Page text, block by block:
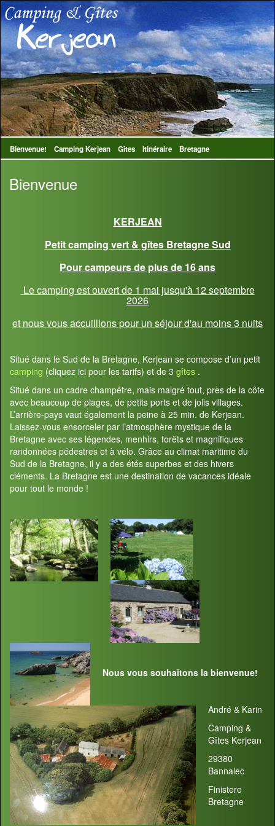
Bienvenue! Camping Kerjean Gîtes Itinéraire Bretagne
Bienvenue
KERJEAN
Petit camping vert & gîtes Bretagne Sud
Pour campeurs de plus de 16 ans
Le camping est ouvert de 1 mai jusqu'à 12 septembre
2026
et nous vous accuilllons pour un séjour d'au moins 3 nuits
Situé dans le Sud de la Bretagne, Kerjean se compose d’un petit
camping (cliquez ici pour les tarifs) et de 3 gîtes .
Situé dans un cadre champêtre, mais malgré tout, près de la côte
avec beaucoup de plages, de petits ports et de jolis villages.
L’arrière-pays vaut également la peine à 25 min. de Kerjean.
Laissez-vous ensorceler par l’atmosphère mystique de la
Bretagne avec ses légendes, menhirs, forêts et magnifiques
randonnées pédestres et à vélo. Grâce au climat maritime du
Sud de la Bretagne, il y a des étés superbes et des hivers
cléments. La Bretagne est une destination de vacances idéale
pour tout le monde !
Nous vous souhaitons la bienvenue!
André & Karin
Camping &
Gîtes Kerjean
29380
Bannalec
Finistere
Bretagne